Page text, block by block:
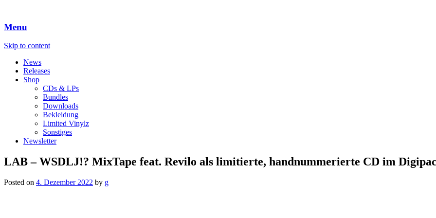
Menu
Skip to content
News
Releases
Shop
CDs & LPs
Bundles
Downloads
Bekleidung
Limited Vinylz
Sonstiges
Newsletter
LAB – WSDLJ!? MixTape feat. Revilo als limitierte, handnummerierte CD im
Posted on 4. Dezember 2022 by g